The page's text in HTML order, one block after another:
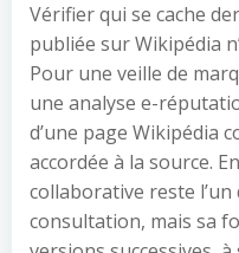
Vérifier qui se cache
publiée sur Wikipédia
Pour une veille de
une analyse e-
d’une page Wikipédia
accordée à la source.
collaborative reste
consultation, mais sa